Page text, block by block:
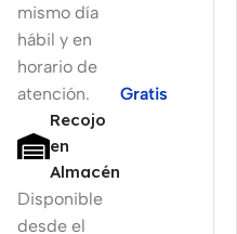
mismo día
hábil y en
horario de
atención.
Gratis
Recojo
en
Almacén
Disponible
desde el